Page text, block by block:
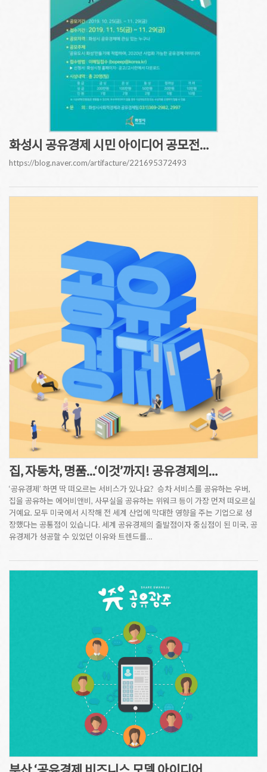
화성시 공유경제 시민 아이디어 공모전…
https://blog.naver.com/artifacture/221695372493
집, 자동차, 명품...‘이것’까지! 공유경제의…
‘공유경제’ 하면 딱 떠오르는 서비스가 있나요? ​ 승차 서비스를 공유하는 우버,
집을 공유하는 에어비앤비, 사무실을 공유하는 위워크 등이 가장 먼저 떠오르실
거예요. 모두 미국에서 시작해 전 세계 산업에 막대한 영향을 주는 기업으로 성
장했다는 공통점이 있습니다. 세계 공유경제의 출발점이자 중심점이 된 미국, 공
유경제가 성공할 수 있었던 이유와 트렌드를…